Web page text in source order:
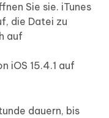
Sie sie. iTunes
die Datei zu
auf
iOS 15.4.1 auf
dauern, bis